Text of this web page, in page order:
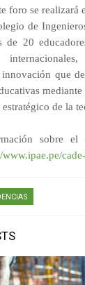
foro se realizará
de
de 20
que
de la
sobre el
www.ipae.pe/